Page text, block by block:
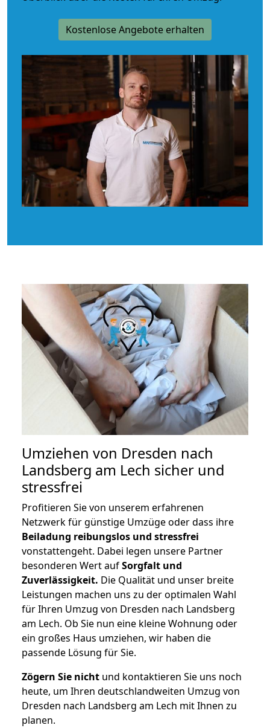
Kostenlose Angebote erhalten
Umziehen von Dresden nach
Landsberg am Lech sicher und
stressfrei
Profitieren Sie von unserem erfahrenen
Netzwerk für günstige Umzüge oder dass ihre
Beiladung reibungslos und stressfrei
vonstattengeht. Dabei legen unsere Partner
besonderen Wert aufSorgfalt und
Zuverlässigkeit. Die Qualität und unser breite
Leistungen machen uns zu der optimalen Wahl
für Ihren Umzug von Dresden nach Landsberg
am Lech. Ob Sie nun eine kleine Wohnung oder
ein großes Haus umziehen, wir haben die
passende Lösung für Sie.
Zögern Sie nicht und kontaktieren Sie uns noch
heute, um Ihren deutschlandweiten Umzug von
Dresden nach Landsberg am Lech mit Ihnen zu
planen.